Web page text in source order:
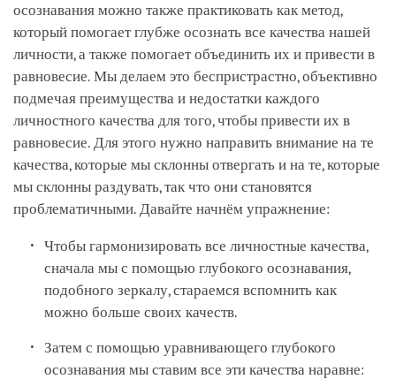
осознавания можно также практиковать как метод,
который помогает глубже осознать все качества нашей
личности, а также помогает объединить их и привести в
равновесие. Мы делаем это беспристрастно, объективно
подмечая преимущества и недостатки каждого
личностного качества для того, чтобы привести их в
равновесие. Для этого нужно направить внимание на те
качества, которые мы склонны отвергать и на те, которые
мы склонны раздувать, так что они становятся
проблематичными. Давайте начнём упражнение:
Чтобы гармонизировать все личностные качества,
сначала мы с помощью глубокого осознавания,
подобного зеркалу, стараемся вспомнить как
можно больше своих качеств.
Затем с помощью уравнивающего глубокого
осознавания мы ставим все эти качества наравне: